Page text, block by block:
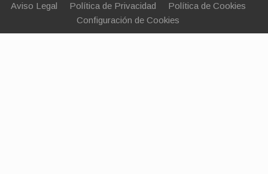
Aviso Legal Política de Privacidad
Política de Cookies
Configuración de Cookies